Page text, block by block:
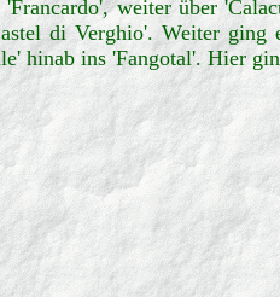
weiter über
di Verghio'. Weiter
hinab ins 'Fangotal'. Hier